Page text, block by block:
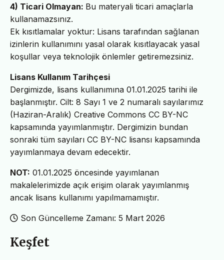
4) Ticari Olmayan: Bu materyali ticari amaçlarla
kullanamazsınız.
Ek kısıtlamalar yoktur: Lisans tarafından sağlanan
izinlerin kullanımını yasal olarak kısıtlayacak yasal
koşullar veya teknolojik önlemler getiremezsiniz.
Lisans Kullanım Tarihçesi
Dergimizde, lisans kullanımına 01.01.2025 tarihi ile
başlanmıştır. Cilt: 8 Sayı 1 ve 2 numaralı sayılarımız
(Haziran-Aralık) Creative Commons CC BY-NC
kapsamında yayımlanmıştır. Dergimizin bundan
sonraki tüm sayıları CC BY-NC lisansı kapsamında
yayımlanmaya devam edecektir.
NOT: 01.01.2025 öncesinde yayımlanan
makalelerimizde açık erişim olarak yayımlanmış
ancak lisans kullanımı yapılmamamıştır.
Son Güncelleme Zamanı: 5 Mart 2026
Keşfet